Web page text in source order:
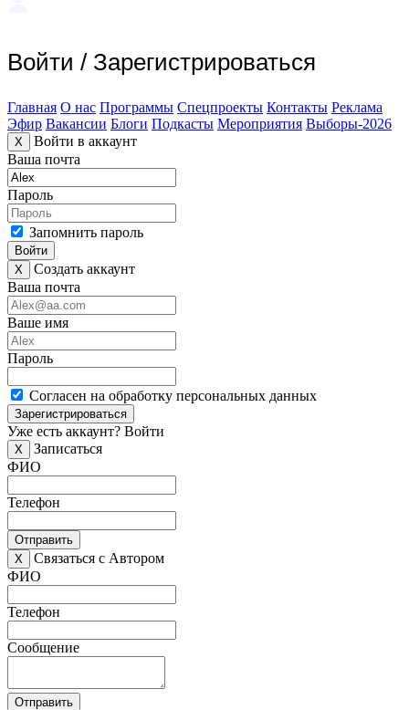
Войти / Зарегистрироваться
Главная О нас Программы Спецпроекты Контакты Реклама
Эфир Вакансии Блоги Подкасты Мероприятия Выборы-2026
X
Войти в аккаунт
Ваша почта
Пароль
Запомнить пароль
Войти
X
Создать аккаунт
Ваша почта
Ваше имя
Пароль
Согласен на обработку персональных данных
Зарегистрироваться
Уже есть аккаунт? Войти
X
Записаться
ФИО
Телефон
Отправить
X
Связаться с Автором
ФИО
Телефон
Сообщение
Отправить